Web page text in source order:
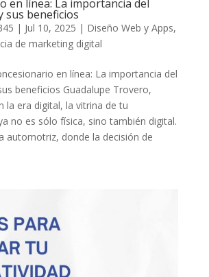
en línea: La importancia del
sus beneficios
| Jul 10, 2025 | Diseño Web y Apps,
de marketing digital
en línea: La importancia del
beneficios Guadalupe Trovero,
la era digital, la vitrina de tu
no es sólo física, sino también digital.
automotriz, donde la decisión de